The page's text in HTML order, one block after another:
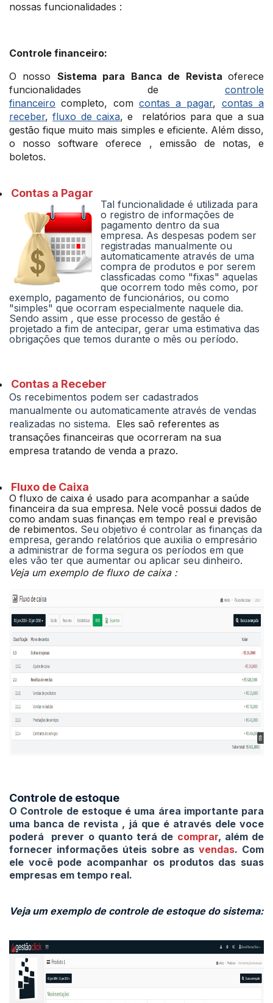
nossas funcionalidades :
Controle financeiro:
O nosso Sistema para Banca de Revistaoferece
funcionalidades de controle
financeiro completo, com contas a pagar, contas a
receber,fluxo de caixa, e relatórios para que a sua
gestão fique muito mais simples e eficiente. Além disso,
o nosso software oferece , emissão de notas, e
boletos.
Contas a Pagar
Tal funcionalidade é utilizada para
o registro de informações de
pagamento dentro da sua
empresa. As despesas podem ser
registradas manualmente ou
automaticamente através de uma
compra de produtos e por serem
classficadas como "fixas" aquelas
que ocorrem todo mês como, por
exemplo, pagamento de funcionários, ou como
"simples" que ocorram especialmente naquele dia.
Sendo assim , que esse processo de gestão é
projetado a fim de antecipar, gerar uma estimativa das
obrigações que temos durante o mês ou período.
Contas a Receber
Os recebimentos podem ser cadastrados
manualmente ou automaticamente através de vendas
realizadas no sistema. Eles saõ referentes as
transações financeiras que ocorreram na sua
empresa tratando de venda a prazo.
Fluxo de Caixa
O fluxo de caixa é usado para acompanhar a saúde
financeira da sua empresa. Nele você possui dados de
como andam suas finanças em tempo real e previsão
de rebimentos. Seu objetivo é controlar as finanças da
empresa, gerando relatórios que auxilia o empresário
a administrar de forma segura os períodos em que
eles vão ter que aumentar ou aplicar seu dinheiro.
Veja um exemplo de fluxo de caixa :
Controle de estoque
O Controle de estoque é uma área importante para
uma banca de revista , já que é através dele voce
poderá prever o quanto terá de comprar, além de
fornecer informações úteis sobre asvendas. Com
ele você pode acompanhar os produtos das suas
empresas em tempo real.
Veja um exemplo de controle de estoque do sistema: